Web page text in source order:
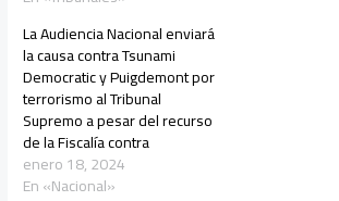
La Audiencia Nacional enviará
la causa contra Tsunami
Democratic y Puigdemont por
terrorismo al Tribunal
Supremo a pesar del recurso
de la Fiscalía contra
enero 18, 2024
En «Nacional»